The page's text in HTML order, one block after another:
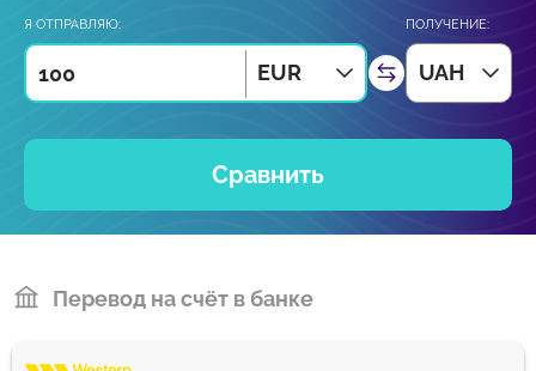
Я ОТПРАВЛЯЮ:
EUR
ПОЛУЧЕНИЕ:
UAH
Сравнить
Перевод на счёт в банке